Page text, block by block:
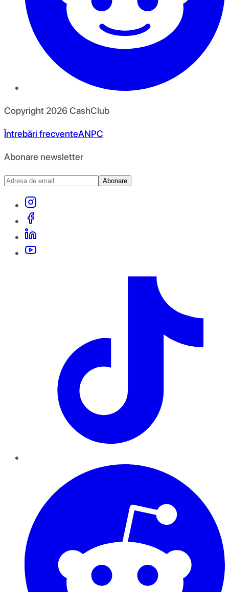
Copyright 2026CashClub
Întrebări frecventeANPC
Abonare newsletter
Abonare